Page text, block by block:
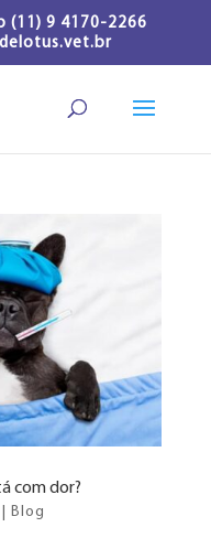
(11) 9 4170-2266
com dor?
Blog